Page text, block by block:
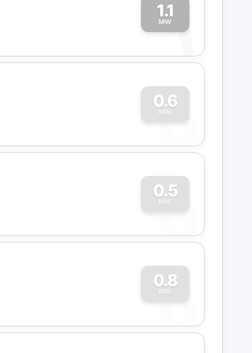
1.1
MW
1
0.6
MW
0
0.5
MW
0
0.8
MW
0